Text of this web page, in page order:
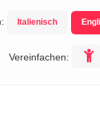
Italienisch
Vereinfachen: